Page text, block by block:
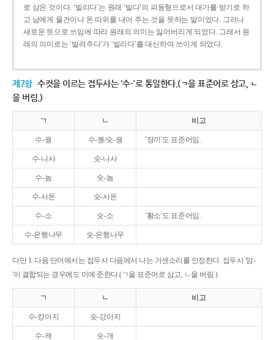
로 삼은 것이다. ‘빌리다’는 원래 ‘빌다’의 피동형으로서 대가를 받기로 하
고 남에게 물건이나 돈 따위를 내어 주는 것을 뜻하는 말이었다. 그러나
새로운 뜻으로 쓰임에 따라 원래의 의미는 잃어버리게 되었다. 그래서 원
래의 의미로는 ‘빌려주다’가 ‘빌리다’를 대신하여 쓰이게 되었다.
제7항 수컷을 이르는 접두사는 '수-'로 통일한다.(ㄱ을 표준어로 삼고, ㄴ
을 버림.)
ㄱ ㄴ 비고
수-꿩 수-퀑/숫-꿩 '장끼'도 표준어임.
수-나사 숫-나사
수-놈 숫-놈
수-사돈 숫-사돈
수-소 숫-소 '황소'도 표준어임.
수-은행나무 숫-은행나무
다만 1. 다음 단어에서는 접두사 다음에서 나는 거센소리를 인정한다. 접두사 '암-
'이 결합되는 경우에도 이에 준한다.(ㄱ을 표준어로 삼고, ㄴ을 버림.)
ㄱ ㄴ 비고
수-캉아지 숫-강아지
수-캐 숫-개